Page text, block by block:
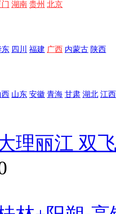
门 湖南 贵州 北京
东 四川 福建 广西 内蒙古 陕西
西 山东 安徽 青海 甘肃 湖北 江西
理丽江 双